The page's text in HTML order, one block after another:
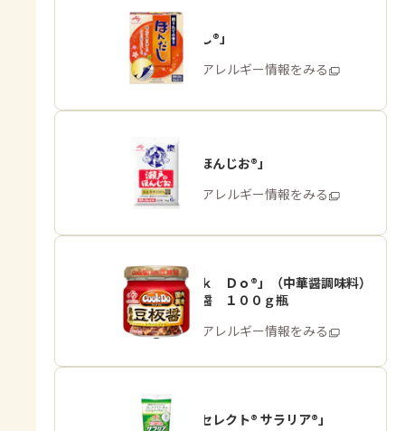
「ほんだし®」
商品・アレルギー情報をみる
「瀬戸のほんじお®」
商品・アレルギー情報をみる
「Ｃｏｏｋ Ｄｏ®」（中華醤調味料）
熟成豆板醤 １００ｇ瓶
商品・アレルギー情報をみる
「ピュアセレクト® サラリア®」